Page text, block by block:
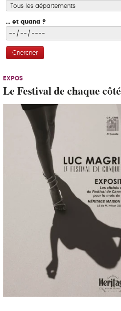
... et quand ?
Chercher
EXPOS
Le Festival de chaque côté